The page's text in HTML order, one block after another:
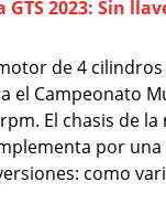
GTS 2023: Sin
de 4
el Campeonato
El chasis de
por
como